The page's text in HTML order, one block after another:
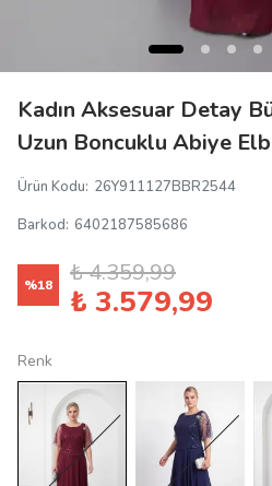
Kadın Aksesuar Detay
Uzun Boncuklu Abiye
Ürün Kodu: 26Y911127BBR2544
Barkod: 6402187585686
%18 ₺ 4.359,99
₺ 3.579,99
Renk